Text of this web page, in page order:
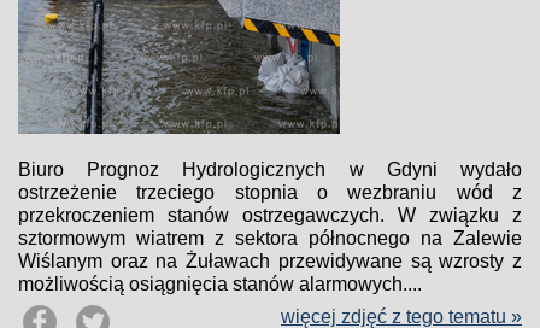
Biuro Prognoz Hydrologicznych w Gdyni wydało
ostrzeżenie trzeciego stopnia o wezbraniu wód z
przekroczeniem stanów ostrzegawczych. W związku z
sztormowym wiatrem z sektora północnego na Zalewie
Wiślanym oraz na Żuławach przewidywane są wzrosty z
możliwością osiągnięcia stanów alarmowych....
więcej zdjęć z tego tematu »